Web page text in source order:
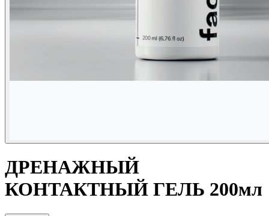
ДРЕНАЖНЫЙ
КОНТАКТНЫЙ ГЕЛЬ 200мл